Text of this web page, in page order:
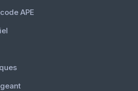
APE